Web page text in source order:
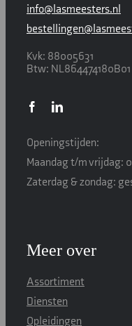
info@lasmeesters.nl
Kvk: 88005631
Btw: NL864474180B01
Openingstijden:
Maandag t/m vrijdag:
Zaterdag & zondag:
Meer over
Assortiment
Diensten
Opleidingen